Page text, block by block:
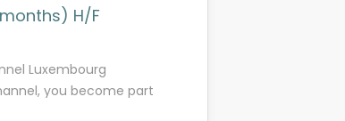
H/F
Luxembourg
you become part
Channel is a B2B fund